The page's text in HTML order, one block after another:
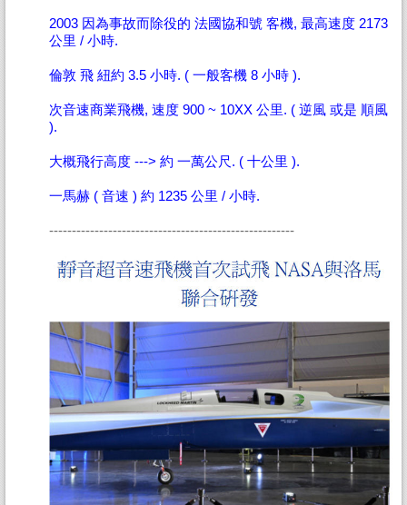
2003 因為事故而除役的 法國協和號 客機, 最高速度 2173
公里 / 小時.
倫敦 飛 紐約 3.5 小時. ( 一般客機 8 小時 ).
次音速商業飛機, 速度 900 ~ 10XX 公里. ( 逆風 或是 順風
).
大概飛行高度 ---> 約 一萬公尺. ( 十公里 ).
一馬赫 ( 音速 ) 約 1235 公里 / 小時.
------------------------------------------------------